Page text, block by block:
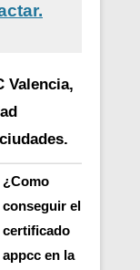
Valencia,
¿Como
conseguir el
certificado
appcc en la